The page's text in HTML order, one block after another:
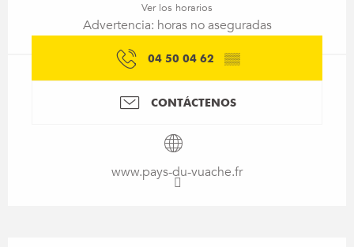
Ver los horarios
Advertencia: horas no aseguradas
04 50 04 62 ▒▒
CONTÁCTENOS
www.pays-du-vuache.fr